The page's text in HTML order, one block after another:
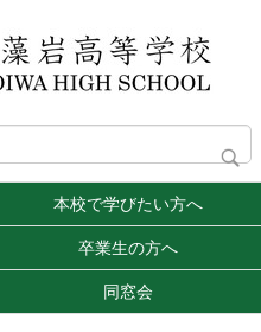
本校で学びたい方へ
卒業生の方へ
同窓会